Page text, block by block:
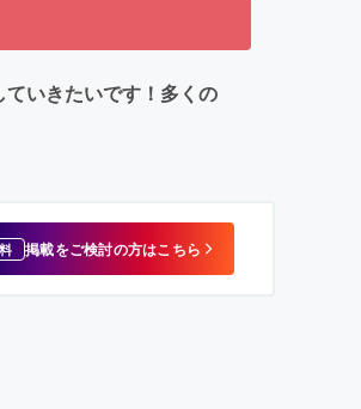
いきたいです！多くの
掲載をご検討の方はこちら